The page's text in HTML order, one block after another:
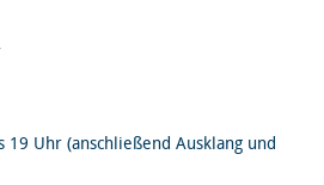
19 Uhr (anschließend Ausklang und